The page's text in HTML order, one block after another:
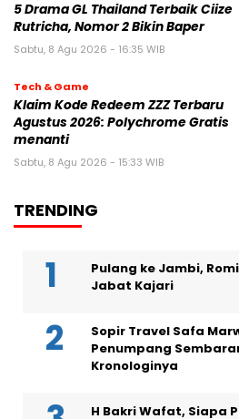
5 Drama GL Thailand Terbaik Ciize
Rutricha, Nomor 2 Bikin Baper
Sabtu, 8 Agu 2026 - 16:35 WIB
Tech & Game
Klaim Kode Redeem ZZZ Terbaru
Agustus 2026: Polychrome Gratis
menanti
Sabtu, 8 Agu 2026 - 15:33 WIB
TRENDING
Pulang ke Jambi,
Jabat Kajari
Sopir Travel Safa
Penumpang
Kronologinya
H Bakri Wafat, Siapa